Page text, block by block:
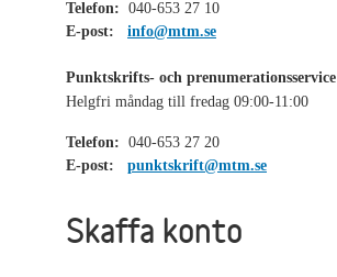
Telefon: 040-653 27 10
E-post:
info@mtm.se
Punktskrifts- och prenumerationsservice
Helgfri måndag till fredag 09:00-11:00
Telefon: 040-653 27 20
E-post:
punktskrift@mtm.se
Skaffa konto